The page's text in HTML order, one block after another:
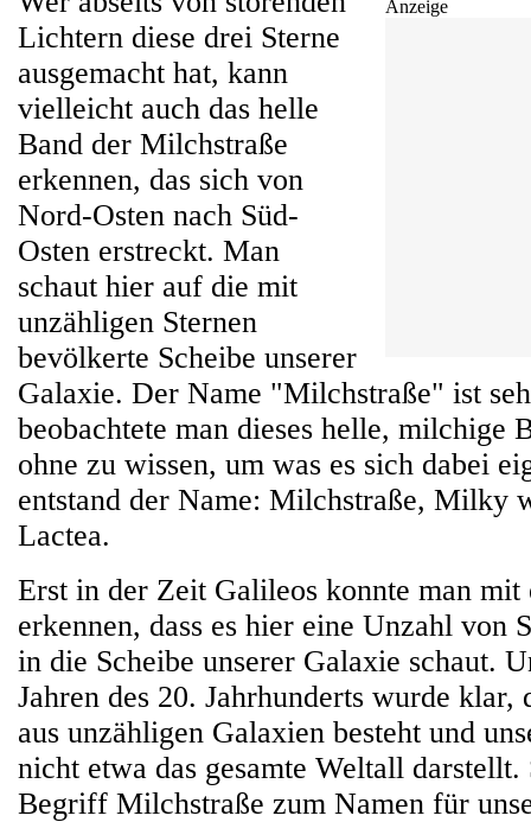
Anzeige
Lichtern diese drei Sterne
ausgemacht hat, kann
vielleicht auch das helle
Band der Milchstraße
erkennen, das sich von
Nord-Osten nach Süd-
Osten erstreckt. Man
schaut hier auf die mit
unzähligen Sternen
bevölkerte Scheibe unserer
Galaxie. Der Name "Milchstraße" ist
beobachtete man dieses helle, milchige
ohne zu wissen, um was es sich dabei
entstand der Name: Milchstraße, Milky
Lactea.
Erst in der Zeit Galileos konnte man mit
erkennen, dass es hier eine Unzahl von
in die Scheibe unserer Galaxie schaut.
Jahren des 20. Jahrhunderts wurde klar,
aus unzähligen Galaxien besteht und
nicht etwa das gesamte Weltall darstellt.
Begriff Milchstraße zum Namen für